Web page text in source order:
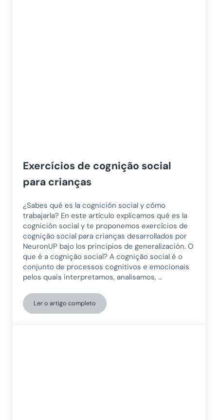
Exercícios de cognição social
para crianças
¿Sabes qué es la cognición social y cómo
trabajarla? En este artículo explicamos qué es la
cognición social y te proponemos exercícios de
cognição social para crianças desarrollados por
NeuronUP bajo los principios de generalización. O
que é a cognição social? A cognição social é o
conjunto de processos cognitivos e emocionais
pelos quais interpretamos, analisamos, …
Ler o artigo completoExercícios de cognição social para crianças